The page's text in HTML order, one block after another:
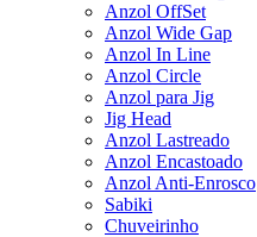
Anzol OffSet
Anzol Wide Gap
Anzol In Line
Anzol Circle
Anzol para Jig
Jig Head
Anzol Lastreado
Anzol Encastoado
Anzol Anti-Enrosco
Sabiki
Chuveirinho